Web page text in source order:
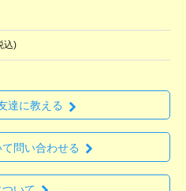
込)
達に教える
問い合わせる